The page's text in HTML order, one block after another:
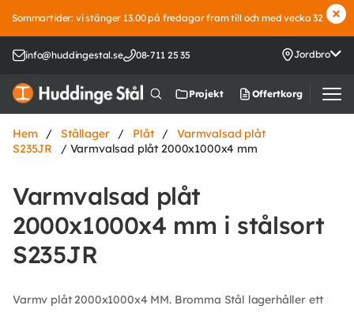
Sommartider: vi stänger 13.00 på fredagar fram till och med vecka 32
info@huddingestal.se 08-711 25 35 Jordbro
Projekt Offertkorg
Hem / Stållager / Plåt /
Varmvalsad plåt
S235JR
/ Varmvalsad plåt 2000x1000x4 mm
Varmvalsad plåt
2000x1000x4 mm i stålsort
S235JR
Varmv plåt 2000x1000x4 MM. Bromma Stål lagerhåller ett